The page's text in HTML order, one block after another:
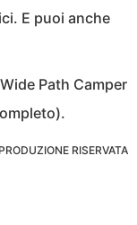
E puoi anche
Path Camper
RISERVATA